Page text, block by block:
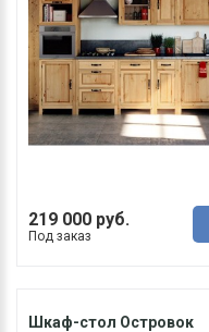
219 000 руб.
Под заказ
Шкаф-стол Островок